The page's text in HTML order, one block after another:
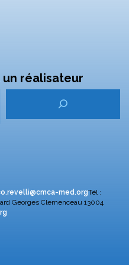
réalisateur
med.orgTél :
Georges Clemenceau 13004